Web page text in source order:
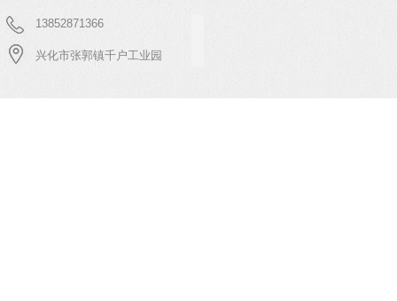
13852871366
兴化市张郭镇千户工业园